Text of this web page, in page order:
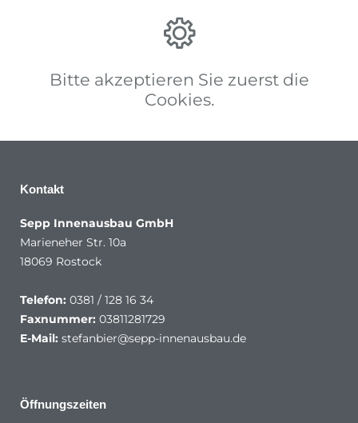
Bitte akzeptieren Sie zuerst die
Cookies.
Kontakt
Sepp Innenausbau GmbH
Marieneher Str. 10a
18069 Rostock
Telefon: 0381 / 128 16 34
Faxnummer: 03811281729
E-Mail: stefanbier@sepp-innenausbau.de
Öffnungszeiten